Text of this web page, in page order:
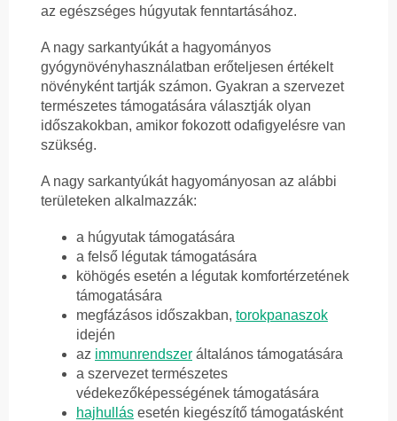
az egészséges húgyutak fenntartásához.
A nagy sarkantyúkát a hagyományos
gyógynövényhasználatban erőteljesen értékelt
növényként tartják számon. Gyakran a szervezet
természetes támogatására választják olyan
időszakokban, amikor fokozott odafigyelésre van
szükség.
A nagy sarkantyúkát hagyományosan az alábbi
területeken alkalmazzák:
a húgyutak támogatására
a felső légutak támogatására
köhögés esetén a légutak komfortérzetének
támogatására
megfázásos időszakban, torokpanaszok
idején
az immunrendszer általános támogatására
a szervezet természetes
védekezőképességének támogatására
hajhullás esetén kiegészítő támogatásként